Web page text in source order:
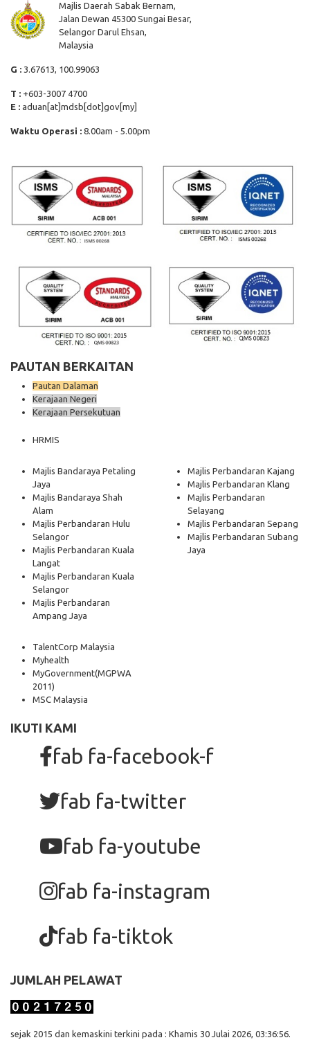
Majlis Daerah Sabak Bernam,
Jalan Dewan 45300 Sungai Besar,
Selangor Darul Ehsan,
Malaysia
G : 3.67613, 100.99063
T : +603-3007 4700
E : aduan[at]mdsb[dot]gov[my]
Waktu Operasi : 8.00am - 5.00pm
PAUTAN BERKAITAN
Pautan Dalaman
Kerajaan Negeri
Kerajaan Persekutuan
HRMIS
Majlis Bandaraya Petaling
Jaya
Majlis Bandaraya Shah
Alam
Majlis Perbandaran Hulu
Selangor
Majlis Perbandaran Kuala
Langat
Majlis Perbandaran Kuala
Selangor
Majlis Perbandaran
Ampang Jaya
Majlis Perbandaran Kajang
Majlis Perbandaran Klang
Majlis Perbandaran
Selayang
Majlis Perbandaran Sepang
Majlis Perbandaran Subang
Jaya
TalentCorp Malaysia
Myhealth
MyGovernment(MGPWA
2011)
MSC Malaysia
IKUTI KAMI
fab fa-facebook-f
fab fa-twitter
fab fa-youtube
fab fa-instagram
fab fa-tiktok
JUMLAH PELAWAT
sejak 2015 dan kemaskini terkini pada : Khamis 30 Julai 2026, 03:36:56.